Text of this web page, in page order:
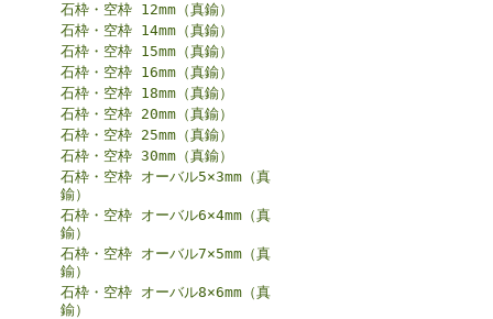
石枠・空枠 12mm（真鍮）
石枠・空枠 14mm（真鍮）
石枠・空枠 15mm（真鍮）
石枠・空枠 16mm（真鍮）
石枠・空枠 18mm（真鍮）
石枠・空枠 20mm（真鍮）
石枠・空枠 25mm（真鍮）
石枠・空枠 30mm（真鍮）
石枠・空枠 オーバル5×3mm（真
鍮）
石枠・空枠 オーバル6×4mm（真
鍮）
石枠・空枠 オーバル7×5mm（真
鍮）
石枠・空枠 オーバル8×6mm（真
鍮）